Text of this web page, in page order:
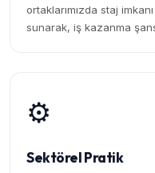
ortaklarımızda staj
sunarak, iş kazanma
⚙️
Sektörel Pratik